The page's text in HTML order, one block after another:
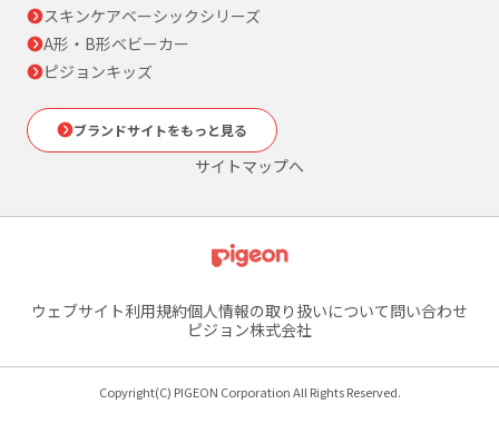
スキンケアベーシックシリーズ
A形・B形ベビーカー
ピジョンキッズ
ブランドサイトをもっと見る
サイトマップへ
ウェブサイト利用規約個人情報の取り扱いについて問い合わせ
ピジョン株式会社
Copyright(C) PIGEON Corporation All Rights Reserved.